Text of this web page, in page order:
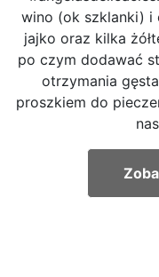
wino (ok szklanki) i
jajko oraz kilka
po czym dodawać
otrzymania
proszkiem do